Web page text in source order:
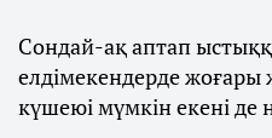
Сондай-ақ аптап
елдімекендерде жоғары
күшеюі мүмкін екені де